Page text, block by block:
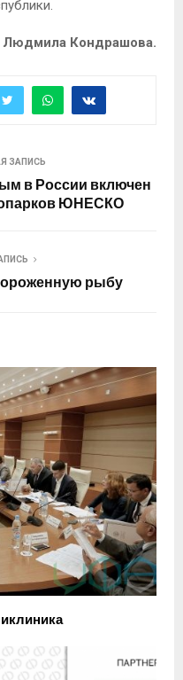
Людмила Кондрашова.
ЗАПИСЬ
в России включен
ЮНЕСКО
рыбу